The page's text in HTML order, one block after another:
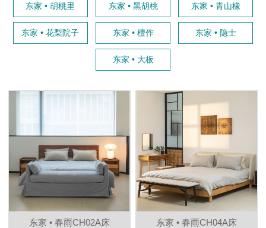
东家 • 胡桃里 东家 • 黑胡桃 东家 • 青山橡
东家 • 花梨院子 东家 • 檀作 东家 • 隐士
东家 • 大板
东家 • 春雨CH02A床 东家 • 春雨CH04A床